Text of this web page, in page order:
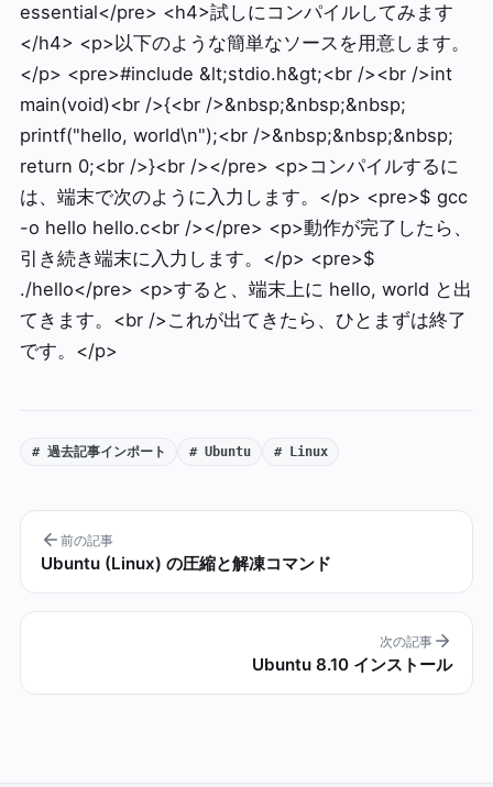
essential</pre> <h4>試しにコンパイルしてみます
</h4> <p>以下のような簡単なソースを用意します。
</p> <pre>#include &lt;stdio.h&gt;<br /><br />int
main(void)<br />{<br />&nbsp;&nbsp;&nbsp;
printf("hello, world\n");<br />&nbsp;&nbsp;&nbsp;
return 0;<br />}<br /></pre> <p>コンパイルするに
は、端末で次のように入力します。</p> <pre>$ gcc
-o hello hello.c<br /></pre> <p>動作が完了したら、
引き続き端末に入力します。</p> <pre>$
./hello</pre> <p>すると、端末上に hello, world と出
てきます。<br />これが出てきたら、ひとまずは終了
です。</p>
# 過去記事インポート # Ubuntu # Linux
前の記事
Ubuntu (Linux) の圧縮と解凍コマンド
次の記事
Ubuntu 8.10 インストール